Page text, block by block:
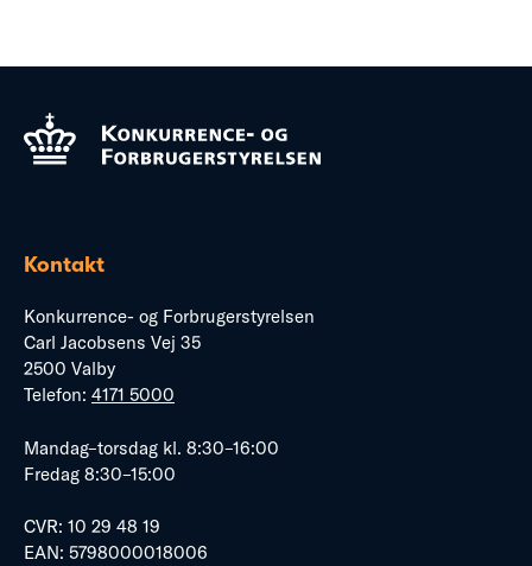
Kontakt
Konkurrence- og Forbrugerstyrelsen
Carl Jacobsens Vej 35
2500 Valby
Telefon: 4171 5000
Mandag–torsdag kl. 8:30–16:00
Fredag 8:30–15:00
CVR: 10 29 48 19
EAN: 5798000018006